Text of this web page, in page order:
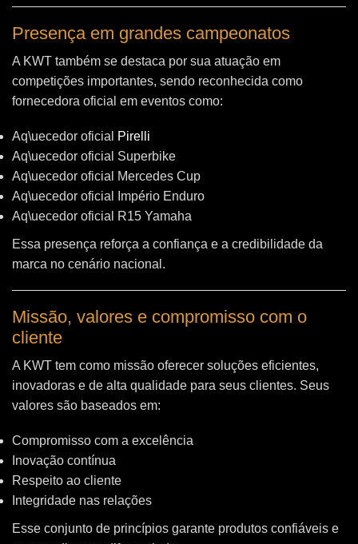
Presença em grandes campeonatos
A KWT também se destaca por sua atuação em
competições importantes, sendo reconhecida como
fornecedora oficial em eventos como:
Aq\uecedor oficial
Pirelli
Aq\uecedor oficial Superbike
Aq\uecedor oficial Mercedes Cup
Aq\uecedor oficial Império Enduro
Aq\uecedor oficial R15 Yamaha
Essa presença reforça a confiança e a credibilidade da
marca no cenário nacional.
Missão, valores e compromisso com o
cliente
A KWT tem como missão oferecer soluções eficientes,
inovadoras e de alta qualidade para seus clientes. Seus
valores são baseados em:
Compromisso com a excelência
Inovação contínua
Respeito ao cliente
Integridade nas relações
Esse conjunto de princípios garante produtos confiáveis e